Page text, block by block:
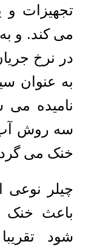
تجهیزات و
می کند. و
در نرخ
به عنوان
نامیده می
سه روش
خنک می
چیلر نوعی
باعث
شود